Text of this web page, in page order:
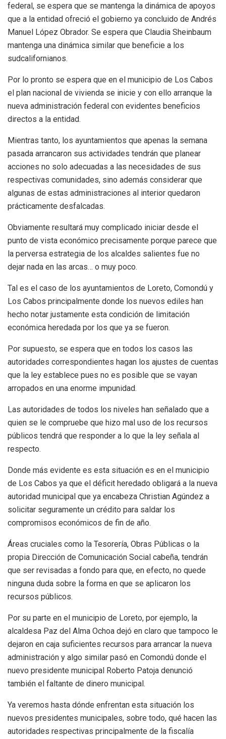
federal, se espera que se mantenga la dinámica de apoyos
que a la entidad ofreció el gobierno ya concluido de Andrés
Manuel López Obrador. Se espera que Claudia Sheinbaum
mantenga una dinámica similar que beneficie a los
sudcalifornianos.
Por lo pronto se espera que en el municipio de Los Cabos
el plan nacional de vivienda se inicie y con ello arranque la
nueva administración federal con evidentes beneficios
directos a la entidad.
Mientras tanto, los ayuntamientos que apenas la semana
pasada arrancaron sus actividades tendrán que planear
acciones no solo adecuadas a las necesidades de sus
respectivas comunidades, sino además considerar que
algunas de estas administraciones al interior quedaron
prácticamente desfalcadas.
Obviamente resultará muy complicado iniciar desde el
punto de vista económico precisamente porque parece que
la perversa estrategia de los alcaldes salientes fue no
dejar nada en las arcas… o muy poco.
Tal es el caso de los ayuntamientos de Loreto, Comondú y
Los Cabos principalmente donde los nuevos ediles han
hecho notar justamente esta condición de limitación
económica heredada por los que ya se fueron.
Por supuesto, se espera que en todos los casos las
autoridades correspondientes hagan los ajustes de cuentas
que la ley establece pues no es posible que se vayan
arropados en una enorme impunidad.
Las autoridades de todos los niveles han señalado que a
quien se le compruebe que hizo mal uso de los recursos
públicos tendrá que responder a lo que la ley señala al
respecto.
Donde más evidente es esta situación es en el municipio
de Los Cabos ya que el déficit heredado obligará a la nueva
autoridad municipal que ya encabeza Christian Agúndez a
solicitar seguramente un crédito para saldar los
compromisos económicos de fin de año.
Áreas cruciales como la Tesorería, Obras Públicas o la
propia Dirección de Comunicación Social cabeña, tendrán
que ser revisadas a fondo para que, en efecto, no quede
ninguna duda sobre la forma en que se aplicaron los
recursos públicos.
Por su parte en el municipio de Loreto, por ejemplo, la
alcaldesa Paz del Alma Ochoa dejó en claro que tampoco le
dejaron en caja suficientes recursos para arrancar la nueva
administración y algo similar pasó en Comondú donde el
nuevo presidente municipal Roberto Patoja denunció
también el faltante de dinero municipal.
Ya veremos hasta dónde enfrentan esta situación los
nuevos presidentes municipales, sobre todo, qué hacen las
autoridades respectivas principalmente de la fiscalía